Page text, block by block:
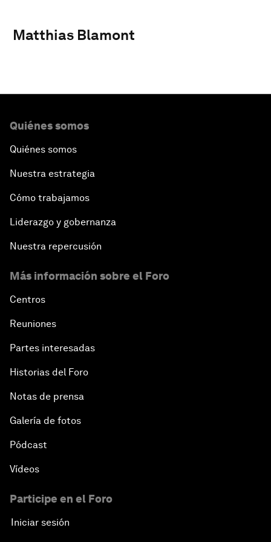
Matthias Blamont
Quiénes somos
Quiénes somos
Nuestra estrategia
Cómo trabajamos
Liderazgo y gobernanza
Nuestra repercusión
Más información sobre el Foro
Centros
Reuniones
Partes interesadas
Historias del Foro
Notas de prensa
Galería de fotos
Pódcast
Vídeos
Participe en el Foro
Iniciar sesión